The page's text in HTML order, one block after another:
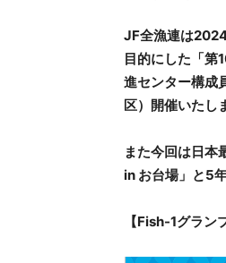
JF全漁連は
目的にした「第
進センター構成
区）開催いたし
また今回は日
in お台場」と5
【Fish-1グラン